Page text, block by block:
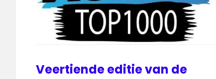
Veertiende editie van de